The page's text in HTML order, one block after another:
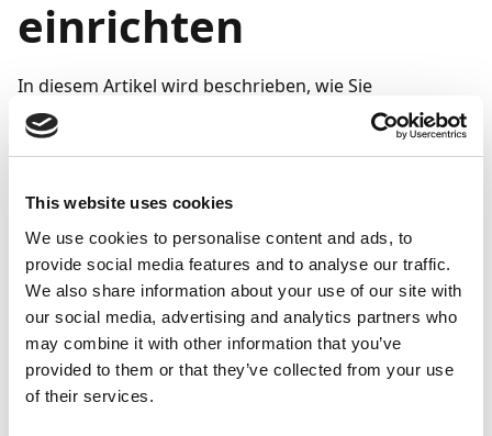
This website uses cookies
We use cookies to personalise content and ads, to
provide social media features and to analyse our traffic.
We also share information about your use of our site with
our social media, advertising and analytics partners who
may combine it with other information that you’ve
provided to them or that they’ve collected from your use
of their services.
einrichten
In diesem Artikel wird beschrieben, wie Sie
eingehende Belege als Zeilen in einem Fibu Buch.-Blatt
in Document Capture registrieren.
Buch-Blattzeilen registriert werden:
Suchen Sie
nachBelegkategorien , und
wählen Sie dann den zugehörigen Link aus.
Wählen Sie die Zeile für Einkauf aus (nicht den
CodeEINKAUF), und wählen Sie dannBearbeiten
in der Aktionsleiste aus, um die Seite
Belegkategorie